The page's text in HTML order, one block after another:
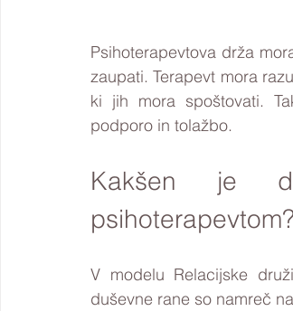
Psihoterapevtova drža
zaupati. Terapevt mora
ki jih mora spoštovati.
podporo in tolažbo.
Kakšen je
V modelu Relacijske
duševne rane so namreč